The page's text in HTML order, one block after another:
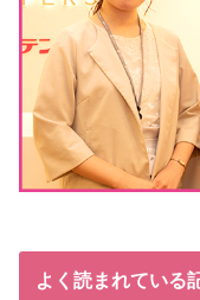
よく読まれている